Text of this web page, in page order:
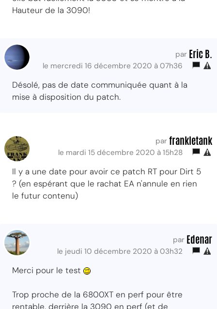
Hauteur de la 3090!
par Eric B.
le mercredi 16 décembre 2020 à 07h36
Désolé, pas de date communiquée quant à la
mise à disposition du patch.
par frankletank
le mardi 15 décembre 2020 à 15h28
Il y a une date pour avoir ce patch RT pour Dirt 5
? (en espérant que le rachat EA n'annule en rien
le futur contenu)
par Edenar
le jeudi 10 décembre 2020 à 03h32
Merci pour le test
Trop proche de la 6800XT en perf pour être
rentable, derrière la 3090 en perf (et de